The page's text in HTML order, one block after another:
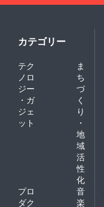
カテゴリー
テク
ノロ
ジー
・ガ
ジェ
ット
ま
ち
づ
く
り
・
地
域
活
性
化
プロ
ダク
音
楽